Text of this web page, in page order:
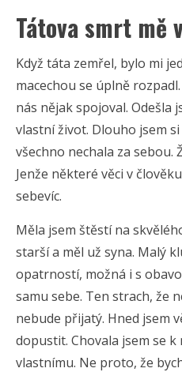
Tátova smrt mě
Když táta zemřel, bylo mi
macechou se úplně
nás nějak spojoval. Odešla
vlastní život. Dlouho jsem
všechno nechala za sebou.
Jenže některé věci v
sebevíc.
Měla jsem štěstí na
starší a měl už syna. Malý
opatrností, možná i s
samu sebe. Ten strach, že
nebude přijatý. Hned jsem
dopustit. Chovala jsem se k
vlastnímu. Ne proto, že